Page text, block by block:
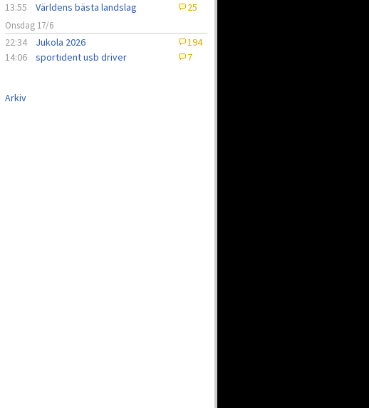
13:55 Världens bästa landslag 25
Onsdag 17/6
22:34 Jukola 2026
194
14:06
sportident usb driver 7
Arkiv